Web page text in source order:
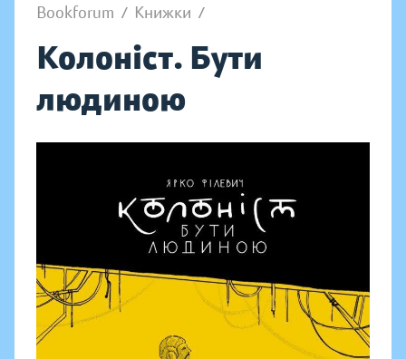
Bookforum / Книжки /
Колоніст. Бути
людиною